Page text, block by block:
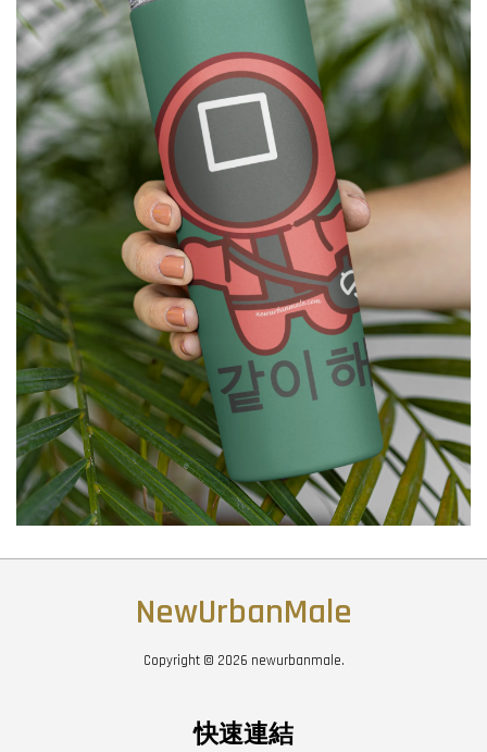
NewUrbanMale
Copyright © 2026 newurbanmale.
快速連結